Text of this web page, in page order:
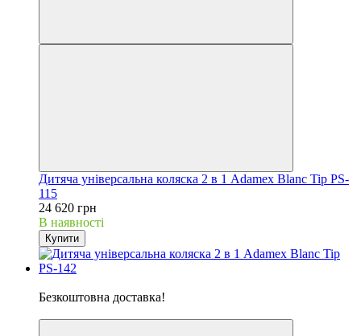
Дитяча універсальна коляска 2 в 1 Adamex Blanc Tip PS-
115
24 620 грн
В наявності
Купити
Безкоштовна доставка!